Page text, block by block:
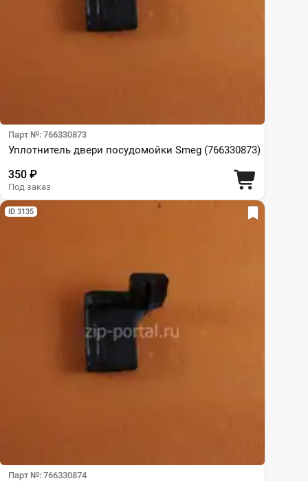
Парт №: 766330873
Уплотнитель двери посудомойки Smeg (766330873)
350 ₽
Под заказ
ID 3135
Парт №: 766330874